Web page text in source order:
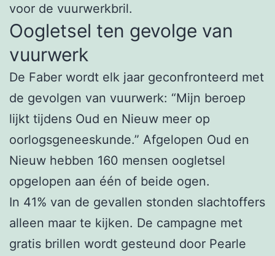
voor de vuurwerkbril.
Oogletsel ten gevolge van
vuurwerk
De Faber wordt elk jaar geconfronteerd met
de gevolgen van vuurwerk: “Mijn beroep
lijkt tijdens Oud en Nieuw meer op
oorlogsgeneeskunde.” Afgelopen Oud en
Nieuw hebben 160 mensen oogletsel
opgelopen aan één of beide ogen.
In 41% van de gevallen stonden slachtoffers
alleen maar te kijken. De campagne met
gratis brillen wordt gesteund door Pearle